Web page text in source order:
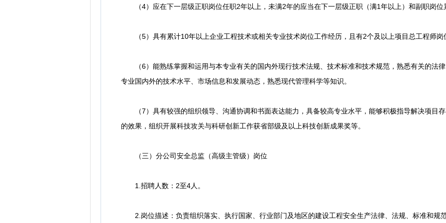
（4）应在下一层级正职岗位任职2年以上，未满2年的应当在下一层级正职（满1年以上）和副职岗位
（5）具有累计10年以上企业工程技术或相关专业技术岗位工作经历，且有2个及以上项目总工程师岗
（6）能熟练掌握和运用与本专业有关的国内外现行技术法规、技术标准和技术规范，熟悉有关的法
专业国内外的技术水平、市场信息和发展动态，熟悉现代管理科学等知识。
（7）具有较强的组织领导、沟通协调和书面表达能力，具备较高专业水平，能够积极指导解决项目
的效果，组织开展科技攻关与科研创新工作获省部级及以上科技创新成果奖等。
（三）分公司安全总监（高级主管级）岗位
1.招聘人数：2至4人。
2.岗位描述：负责组织落实、执行国家、行业部门及地区的建设工程安全生产法律、法规、标准和规